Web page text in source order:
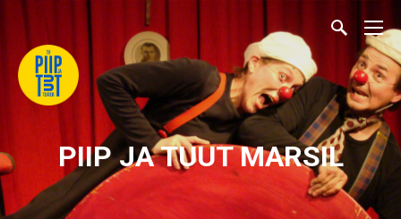
PIIP JA TUUT MARSIL